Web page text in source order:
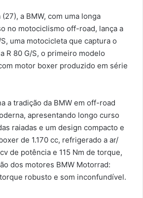
a BMW, com uma longa
no motociclismo off-road, lança a
S, uma motocicleta que captura o
R 80 G/S, o primeiro modelo
motor boxer produzido em série
a tradição da BMW em off-road
apresentando longo curso
raiadas e um design compacto e
de 1.170 cc, refrigerado a ar/
de potência e 115 Nm de torque,
dos motores BMW Motorrad:
robusto e som inconfundível.